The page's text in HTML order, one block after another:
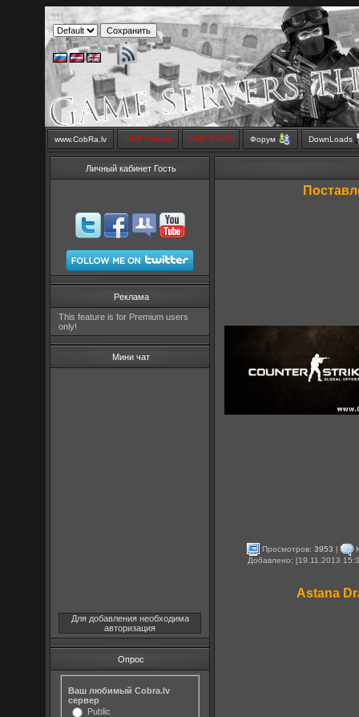
www.CobRa.lv LIVE Stream SMS SHOP Форум DownLoads
Личный кабинет Гость
Реклама
This feature is for Premium users
only!
Мини чат
Для добавления необходима
авторизация
Опрос
Ваш любимый Cobra.lv
сервер
Public
Просмотров:3953 |
Добавлено: [19.11.2013
Astana